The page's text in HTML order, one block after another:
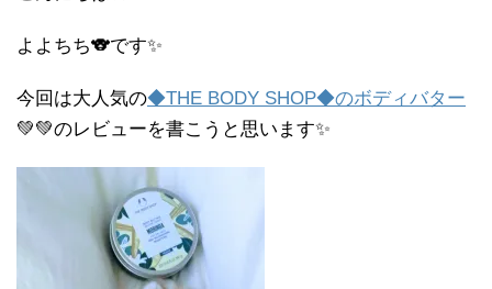
よよちち🐨です✨
今回は大人気の◆THE BODY SHOP◆のボディバター
💚💚のレビューを書こうと思います✨